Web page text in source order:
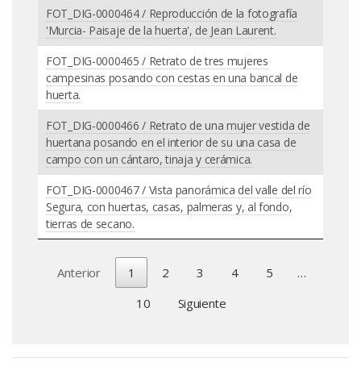
FOT_DIG-0000464 / Reproducción de la fotografía
'Murcia- Paisaje de la huerta', de Jean Laurent.
FOT_DIG-0000465 / Retrato de tres mujeres
campesinas posando con cestas en una bancal de
huerta.
FOT_DIG-0000466 / Retrato de una mujer vestida de
huertana posando en el interior de su una casa de
campo con un cántaro, tinaja y cerámica.
FOT_DIG-0000467 / Vista panorámica del valle del río
Segura, con huertas, casas, palmeras y, al fondo,
tierras de secano.
Anterior 1 2 3 4 5
…
10
Siguiente